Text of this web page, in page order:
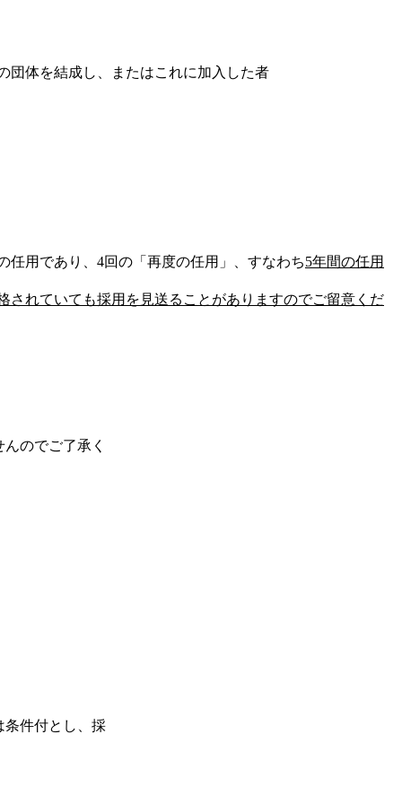
団体を結成し、またはこれに加入した者
用であり、4回の「再度の任用」、すなわち5年間の任用
されていても採用を見送ることがありますのでご留意くだ
のでご了承く
条件付とし、採